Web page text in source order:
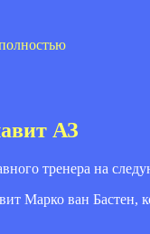
АЗ
тренера на
Марко ван